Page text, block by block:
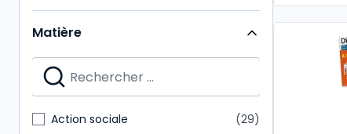
Bulletins
2
Guide
2
Guides Dalloz
2
Guides directions
Matière
Action sociale
29